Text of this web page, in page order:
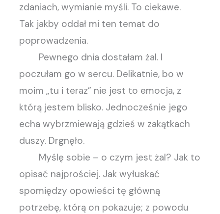
zdaniach, wymianie myśli. To ciekawe.
Tak jakby oddał mi ten temat do
poprowadzenia.
Pewnego dnia dostałam żal. I
poczułam go w sercu. Delikatnie, bo w
moim „tu i teraz” nie jest to emocja, z
którą jestem blisko. Jednocześnie jego
echa wybrzmiewają gdzieś w zakątkach
duszy. Drgnęło.
Myślę sobie – o czym jest żal? Jak to
opisać najprościej. Jak wyłuskać
spomiędzy opowieści tę główną
potrzebę, którą on pokazuje; z powodu